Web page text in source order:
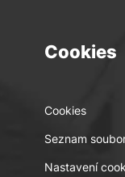
Cookies
Cookies
Seznam
Nastavení